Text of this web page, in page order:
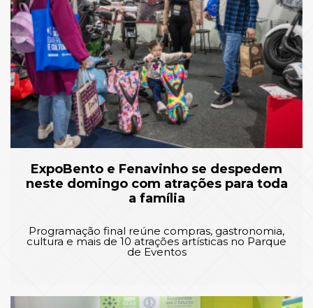
ExpoBento e Fenavinho se despedem
neste domingo com atrações para toda
a família
Programação final reúne compras, gastronomia,
cultura e mais de 10 atrações artísticas no Parque
de Eventos